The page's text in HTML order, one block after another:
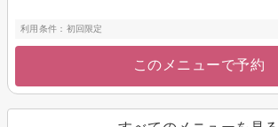
利用条件：初回限定
このメニューで予約